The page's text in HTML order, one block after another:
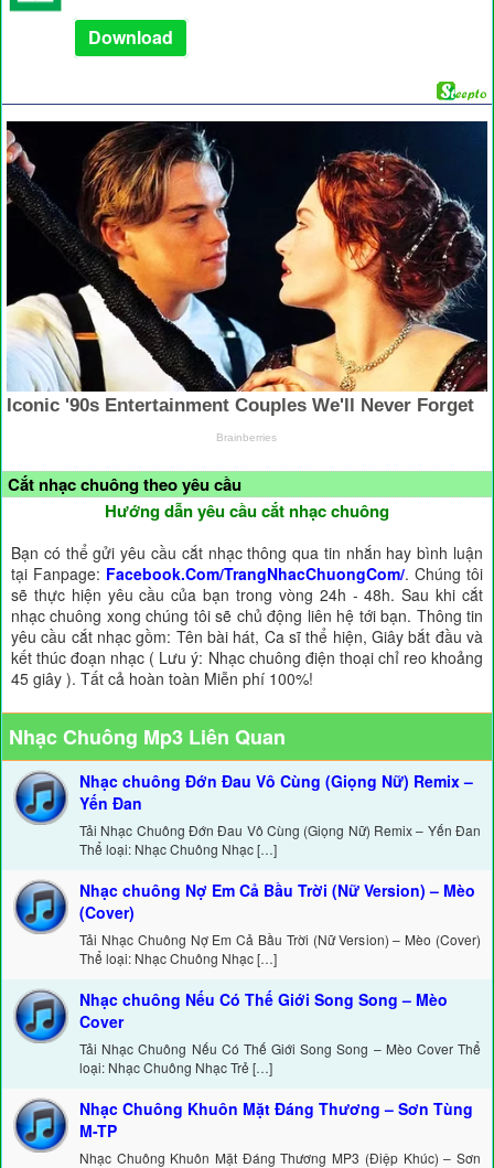
Download
Cắt nhạc chuông theo yêu cầu
Hướng dẫn yêu cầu cắt nhạc chuông
Bạn có thể gửi yêu cầu cắt nhạc thông qua tin nhắn hay bình luận
tại Fanpage: Facebook.Com/TrangNhacChuongCom/. Chúng tôi
sẽ thực hiện yêu cầu của bạn trong vòng 24h - 48h. Sau khi cắt
nhạc chuông xong chúng tôi sẽ chủ động liên hệ tới bạn. Thông tin
yêu cầu cắt nhạc gồm: Tên bài hát, Ca sĩ thể hiện, Giây bắt đầu và
kết thúc đoạn nhạc ( Lưu ý: Nhạc chuông điện thoại chỉ reo khoảng
45 giây ). Tất cả hoàn toàn Miễn phí 100%!
Nhạc Chuông Mp3 Liên Quan
Nhạc chuông Đớn Đau Vô Cùng (Giọng Nữ) Remix –
Yến Đan
Tải Nhạc Chuông Đớn Đau Vô Cùng (Giọng Nữ) Remix – Yến Đan
Thể loại: Nhạc Chuông Nhạc […]
Nhạc chuông Nợ Em Cả Bầu Trời (Nữ Version) – Mèo
(Cover)
Tải Nhạc Chuông Nợ Em Cả Bầu Trời (Nữ Version) – Mèo (Cover)
Thể loại: Nhạc Chuông Nhạc […]
Nhạc chuông Nếu Có Thế Giới Song Song – Mèo
Cover
Tải Nhạc Chuông Nếu Có Thế Giới Song Song – Mèo Cover Thể
loại: Nhạc Chuông Nhạc Trẻ […]
Nhạc Chuông Khuôn Mặt Đáng Thương – Sơn Tùng
M-TP
Nhạc Chuông Khuôn Mặt Đáng Thương MP3 (Điệp Khúc) – Sơn